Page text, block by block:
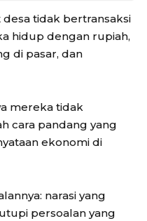
tidak bertransaksi
hidup dengan rupiah,
di pasar, dan
mereka tidak
cara pandang yang
ekonomi di
narasi yang
persoalan yang